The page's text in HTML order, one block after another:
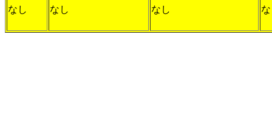
なし なし なし